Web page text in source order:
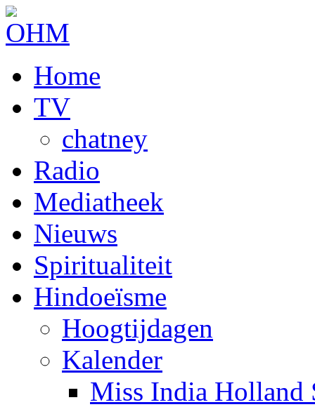
Home
TV
chatney
Radio
Mediatheek
Nieuws
Spiritualiteit
Hindoeïsme
Hoogtijdagen
Kalender
Miss India Holland